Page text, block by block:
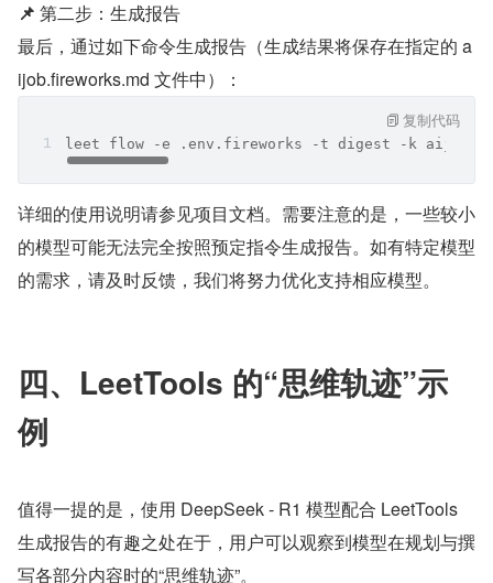
📌 第二步：生成报告
最后，通过如下命令生成报告（生成结果将保存在指定的 a
ijob.fireworks.md 文件中）：
leet flow -e .env.fireworks -t digest -k
复制代码
详细的使用说明请参见项目文档。需要注意的是，一些较小
的模型可能无法完全按照预定指令生成报告。如有特定模型
的需求，请及时反馈，我们将努力优化支持相应模型。
四、LeetTools 的“思维轨迹”示
例
值得一提的是，使用 DeepSeek - R1 模型配合 LeetTools
生成报告的有趣之处在于，用户可以观察到模型在规划与撰
写各部分内容时的“思维轨迹”。